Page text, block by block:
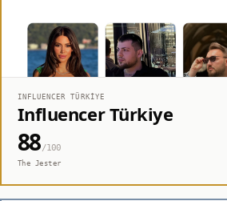
INFLUENCER TÜRKIYE
Influencer Türkiye
88/100
The Jester